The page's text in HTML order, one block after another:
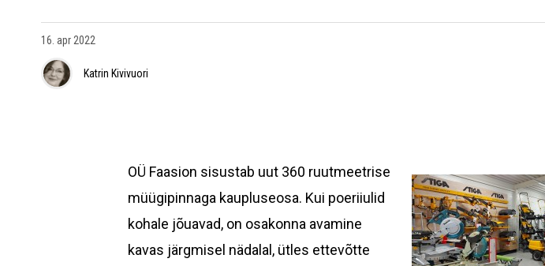
16. apr 2022
Katrin Kivivuori
OÜ Faasion sisustab uut 360 ruutmeetrise
müügipinnaga kaupluseosa. Kui poeriiulid
kohale jõuavad, on osakonna avamine
kavas järgmisel nädalal, ütles ettevõtte